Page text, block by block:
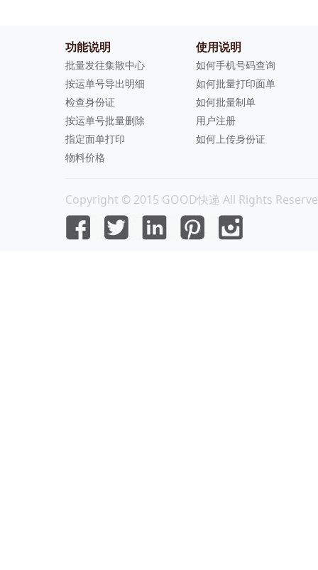
功能说明
批量发往集散中心
按运单号导出明细
检查身份证
按运单号批量删除
指定面单打印
物料价格
使用说明
如何手机号码查询
如何批量打印面单
如何批量制单
用户注册
如何上传身份证
Copyright © 2015 GOOD快递 All Rights